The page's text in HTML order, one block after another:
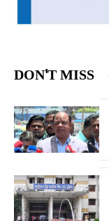
DON'T MISS